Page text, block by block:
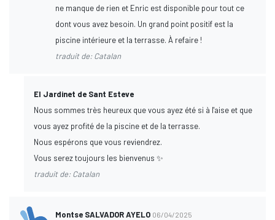
ne manque de rien et Enric est disponible pour tout ce
dont vous avez besoin. Un grand point positif est la
piscine intérieure et la terrasse. À refaire !
traduit de: Catalan
El Jardinet de Sant Esteve
Nous sommes très heureux que vous ayez été si à l'aise et que
vous ayez profité de la piscine et de la terrasse.
Nous espérons que vous reviendrez.
Vous serez toujours les bienvenus ✨
traduit de: Catalan
Montse SALVADOR AYELO 06/04/2025